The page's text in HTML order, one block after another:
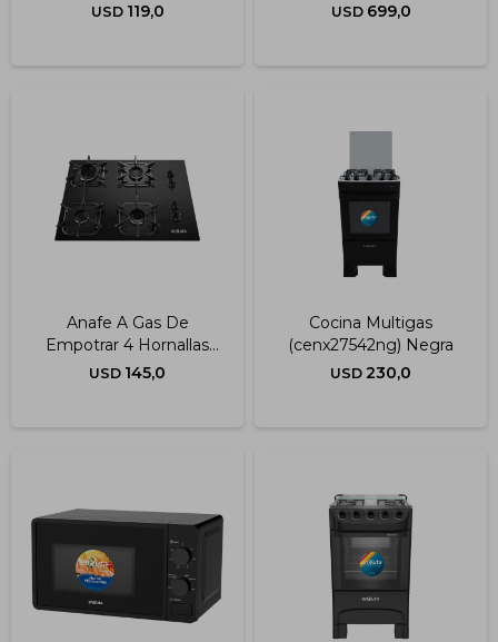
USD 119,0 USD 699,0
Anafe A Gas De
Empotrar 4 Hornallas
Negro
USD 145,0
Cocina Multigas
(cenx27542ng) Negra
USD 230,0